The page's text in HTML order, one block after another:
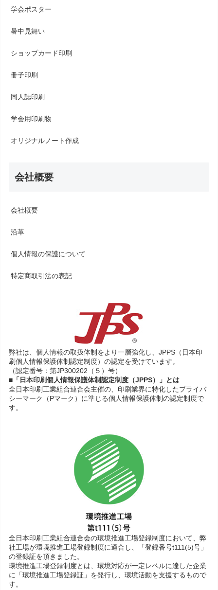
学会ポスター
暑中見舞い
ショップカード印刷
冊子印刷
同人誌印刷
学会用印刷物
オリジナルノート作成
会社概要
会社概要
沿革
個人情報の保護について
特定商取引法の表記
弊社は、個人情報の取扱体制をより一層強化し、JPPS（日本印
刷個人情報保護体制認定制度）の認定を受けています。
（認定番号：第JP300202（５）号）
■「日本印刷個人情報保護体制認定制度（JPPS）」とは
全日本印刷工業組合連合会主催の、印刷業界に特化したプライバ
シーマーク（Pマーク）に準じる個人情報保護体制の認定制度で
す。
全日本印刷工業組合連合会の環境推進工場登録制度において、弊
社工場が環境推進工場登録制度に適合し、「登録番号t111(5)号」
の登録証を頂きました。
環境推進工場登録制度とは、環境対応が一定レベルに達した企業
に「環境推進工場登録証」を発行し、環境活動を支援するもので
す。